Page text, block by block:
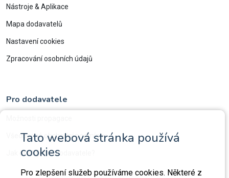
Tato webová stránka používá
cookies
Pro zlepšení služeb používáme cookies. Některé z
Nástroje & Aplikace
Mapa dodavatelů
Nastavení cookies
Zpracování osobních údajů
Pro dodavatele
Všeobecné obchodní podmínky
Jak ověřujeme dodavatele?